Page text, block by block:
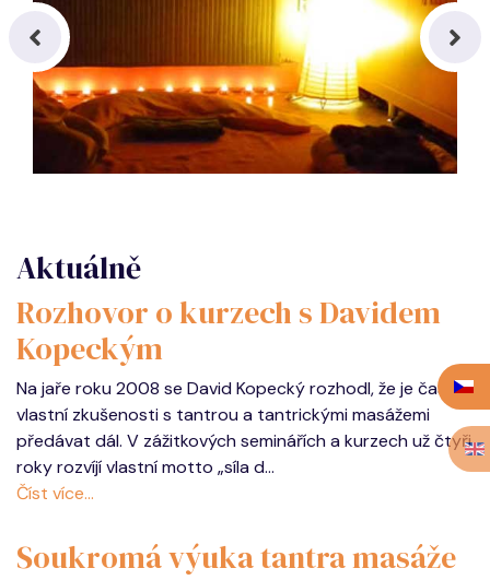
Aktuálně
Rozhovor o kurzech s Davidem
Kopeckým
Na jaře roku 2008 se David Kopecký rozhodl, že je čas
vlastní zkušenosti s tantrou a tantrickými masážemi
předávat dál. V zážitkových seminářích a kurzech už čtyři
roky rozvíjí vlastní motto „síla d...
Číst více...
Soukromá výuka tantra masáže